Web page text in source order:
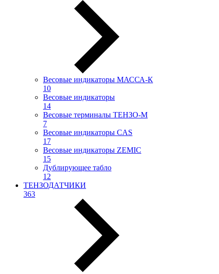
Весовые индикаторы МАССА-К
10
Весовые индикаторы
14
Весовые терминалы ТЕНЗО-М
7
Весовые индикаторы CAS
17
Весовые индикаторы ZEMIC
15
Дублирующее табло
12
ТЕНЗОДАТЧИКИ
363